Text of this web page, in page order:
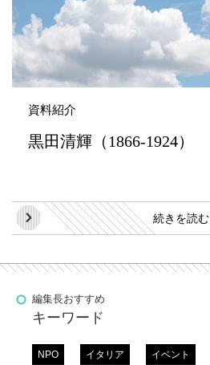
資料紹介
黒田清輝（1866‐1924）
続きを読む
編集長おすすめ
キーワード
NPO イタリア イベント